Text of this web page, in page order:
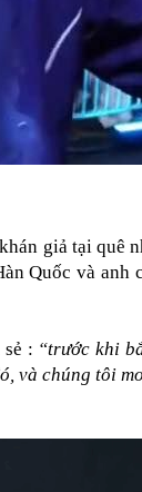
giả tại quê
Quốc và anh
: “trước khi
và chúng tôi